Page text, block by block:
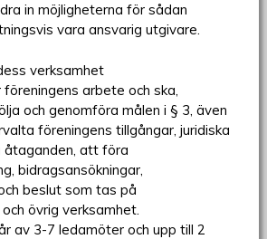
in möjligheterna för sådan
vara ansvarig utgivare.
verksamhet
arbete och ska,
och genomföra målen i § 3, även
föreningens tillgångar, juridiska
åtaganden, att föra
bidragsansökningar,
beslut som tas på
övrig verksamhet.
av 3-7 ledamöter och upp till 2